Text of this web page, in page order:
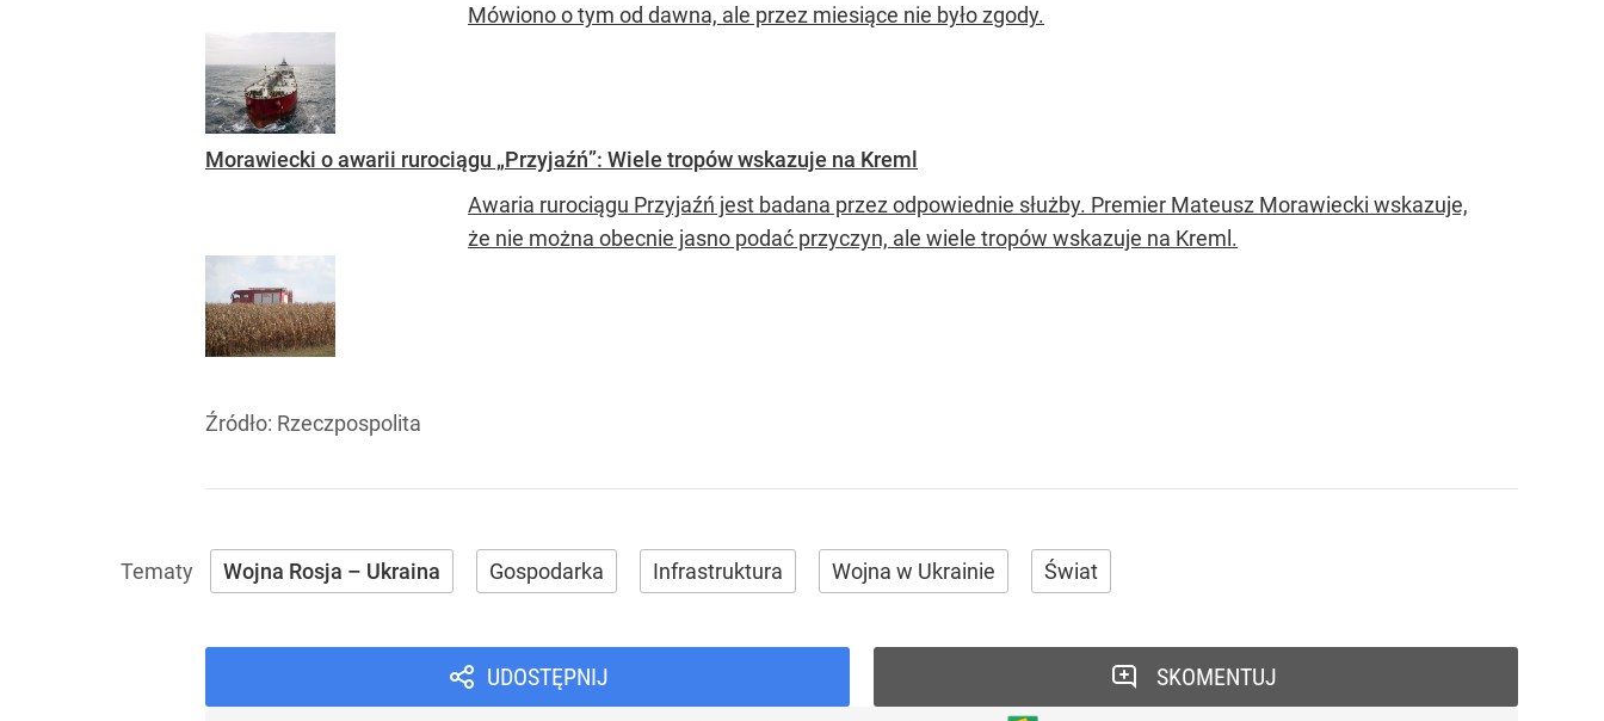
Mówiono o tym od dawna, ale przez miesiące nie było zgody.
Morawiecki o awarii rurociągu „Przyjaźń”: Wiele tropów wskazuje na Kreml
Awaria rurociągu Przyjaźń jest badana przez odpowiednie służby. Premier Mateusz Morawiecki wskazuje,
że nie można obecnie jasno podać przyczyn, ale wiele tropów wskazuje na Kreml.
Źródło: Rzeczpospolita
Wojna Rosja – Ukraina Gospodarka Infrastruktura Wojna w Ukrainie Świat
UDOSTĘPNIJ SKOMENTUJ